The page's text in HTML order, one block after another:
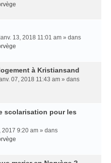
13, 2018 11:01 am » dans
à Kristiansand
07, 2018 11:43 am » dans
scolarisation pour les
2017 9:20 am » dans